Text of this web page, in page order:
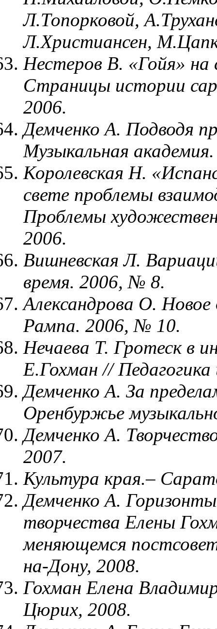
Л.Топорковой,
Л.Христиансен,
Нестеров В. «Гойя» на
Страницы истории
2006.
Демченко А. Подводя
Музыкальная
Королевская Н.
свете проблемы
Проблемы
2006.
Вишневская Л.
время. 2006, № 8.
Александрова О.
Рампа. 2006, № 10.
Нечаева Т. Гротеск в
Е.Гохман //
Демченко А. За
Оренбуржье
Демченко А.
2007.
Культура края.–
Демченко А.
творчества Елены
меняющемся
на-Дону, 2008.
Гохман Елена
Цюрих, 2008.